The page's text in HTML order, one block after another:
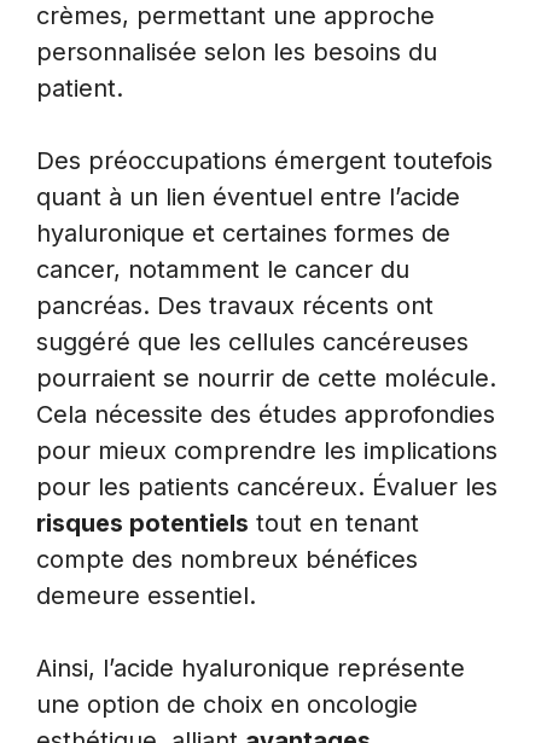
crèmes, permettant une approche
personnalisée selon les besoins du
patient.
Des préoccupations émergent toutefois
quant à un lien éventuel entre l’acide
hyaluronique et certaines formes de
cancer, notamment le cancer du
pancréas. Des travaux récents ont
suggéré que les cellules cancéreuses
pourraient se nourrir de cette molécule.
Cela nécessite des études approfondies
pour mieux comprendre les implications
pour les patients cancéreux. Évaluer les
risques potentiels tout en tenant
compte des nombreux bénéfices
demeure essentiel.
Ainsi, l’acide hyaluronique représente
une option de choix en oncologie